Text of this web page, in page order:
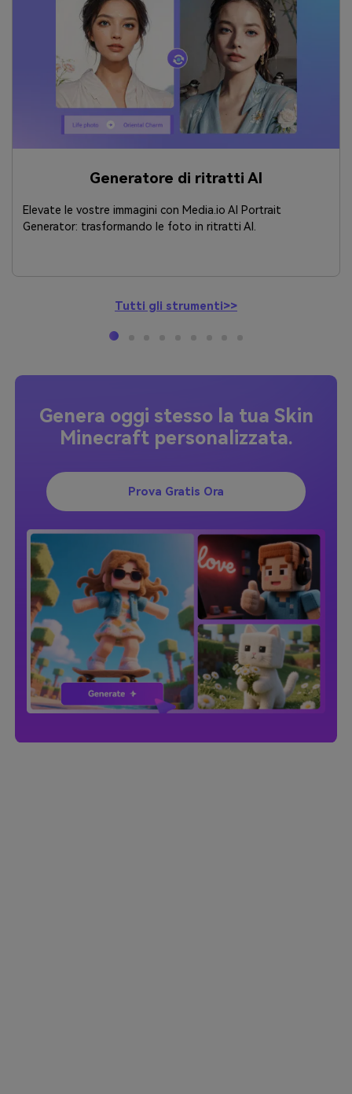
Generatore di ritratti AI
Elevate le vostre immagini con Media.io AI Portrait
Generator: trasformando le foto in ritratti AI.
Tutti gli strumenti>>
Genera oggi stesso la tua Skin
Minecraft personalizzata.
Prova Gratis Ora